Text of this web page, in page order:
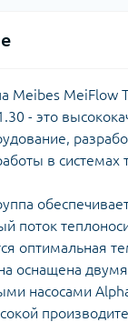
Meibes MeiFlow
- это
в системах
поток
оптимальная
оснащена двумя
насосами